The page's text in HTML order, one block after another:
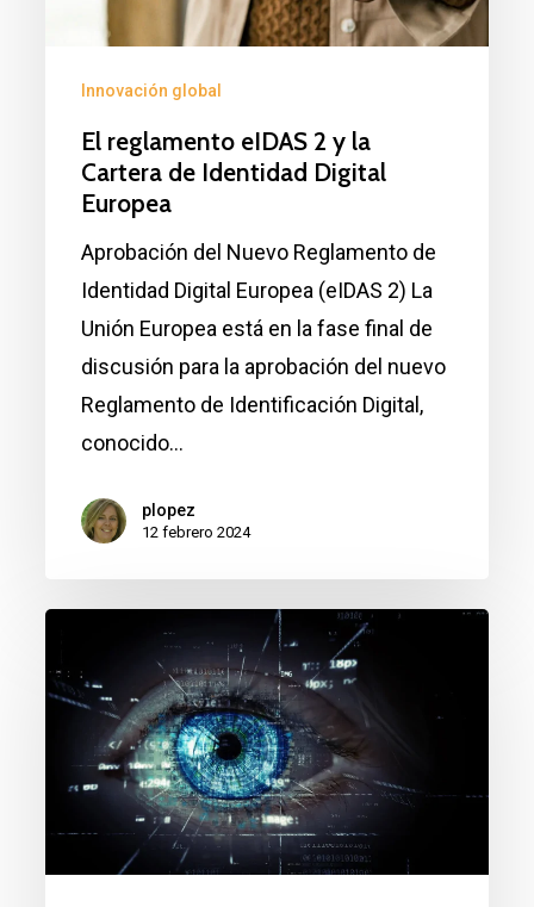
Identidad
Digital
Europea
Innovación global
El reglamento eIDAS 2 y la
Cartera de Identidad Digital
Europea
Aprobación del Nuevo Reglamento de
Identidad Digital Europea (eIDAS 2) La
Unión Europea está en la fase final de
discusión para la aprobación del nuevo
Reglamento de Identificación Digital,
conocido…
plopez
12 febrero 2024
Lighthouse
Team
presente